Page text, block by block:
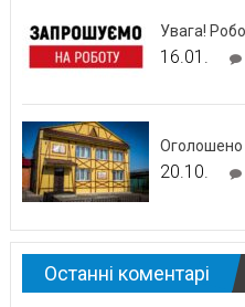
Увага!
16.01.
Оголошено
20.10.
Останні коментарі